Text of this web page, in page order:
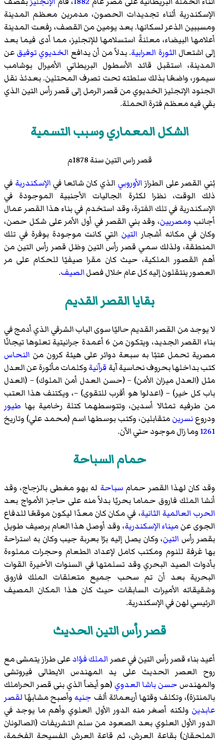
الإسكندرية أثناء تجديدات الحصون، مدمرين معظم المدينة
ومسببين الذعر لسكانها. بعد يومين من القصف، رفعت المدينة
أعلامها البيضاء، معلنةً استسلامها للإنجليز، مما أدى فيما بعد
إلى اشتعال الثورة العرابية. بدلاً من أن يدافع الخديوي توفيقعن
المدينة، استقبل قائد الأسطول البريطاني الأميرال بوشامب
سيمور، واضعًا بذلك سلطته تحت تصرف المحتلين. بعدئذ نقل
الجنود الإنجليز الخديوي من قصر الرملإلى قصر رأس التين الذي
بقي فيه معظم فترة الحملة.
الشكل المعماري وسبب التسمية
قصر راس التين سنة 1878م
بُني القصر على الطرازالأوروبي الذي كان شائعا في الإسكندرية في
ذلك الوقت، نظرا لكثرة الجاليات الأجنبية الموجودة في
الإسكندرية في تلك الفترة، وقد استخدم في بناء هذا القصر عمال
أجانب ومصريين، وقد بني القصر في أول الأمر على شكل حصن،
وكان في مكانه أشجار التين التي كانت موجودة بوفرة في تلك
المنطقة، ولذلك سمي قصر رأس التين وظل قصر رأس التين من
أهم القصور الملكية، حيث كان مقرا صيفيًا للحكام على مر
العصور ينتقلون إليه كل عام خلال فصلالصيف.
بقايا القصر القديم
لا يوجد من القصر القديم حاليًا سوى الباب الشرقي الذي أدمج في
بناء القصر الجديد، ويتكون من 6 أعمدة
جرانيتيةتعلوها تيجانًا
مصرية تحمل عتبًا به سبعة دوائر على هيئة كرون من النحاس
كتب بداخلها بحروف نحاسية آية قرآنيةوكلمات مأثورة عن العدل
مثل (العدل ميزان الأمن) – (حسن العدل أمن الملوك) – (العدل
باب كل خير) – (اعدلوا هو أقرب للتقوى) –، ويكتنف هذا العتب
من طرفيه تمثالا أسدين، وتتوسطهما كتلة رخامية بها طيور
ودروعنسرينمتقابلين، وكتب بوسطها اسم (محمد علي) وتاريخ
1261وما زال موجود حتي الآن.
حمام السباحة
وقد كان لهذا القصر حمامسباحة له بهو مغطى بالزجاج، وقد
أنشا الملك فاروق حماما بحريًا بدلاً منه على حاجز الأمواج بعد
الحرب العالمية الثانية، في مكان كان معدًا ليكون موقعًاللدفاع
الجوىعنميناء الإسكندرية، وقد أوصل هذا العام برصيف طويل
بقصر رأس التين، وكان يصل إليه برًا بعربة جيب وكان به استراحة
بها غرفة للنوم ومكتب كامل لإعداد الطعام وحجرات مملوءة
بأدوات الصيد البحري وقد تسلمتها في السنوات الأخيرة القوات
البحرية بعد أن تم سحب جميع متعلقات الملك فاروق
وشقيقاته الأميرات السابقات حيث كان هذا المكان المصيف
الرئيسي لهن في الإسكندرية.
قصر رأس التين الحديث
أعيد بناء قصر رأس التين في عصر الملك فؤادعلى طراز يتمشى مع
روح العصر الحديث على يد المهندس الايطالى فيروتشى
والمهندس حسن باشا العدوي (هو أيضاً الذي بنى قصر الحراملك
بالمنتزة)، وتكلف وقتها أربعمائة ألف جنيه وأصبح مشابهًالقصر
عابدين ولكنه أصغر منه الدور الأول العلوي وأهم ما يوجد في
الدور الأول العلوي بعد الصعود من سلم التشريفات (الصالونان
الملحقان) بقاعة العرش، ثم قاعة العرش الفسيحة الفخمة،